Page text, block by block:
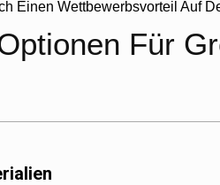
Einen Wettbewerbsvorteil Auf
Für